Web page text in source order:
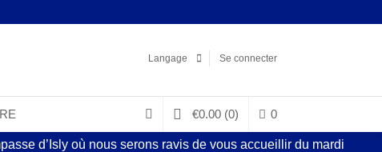
Langage Se connecter
€0.00 (0) 0
d’Isly où nous serons ravis de vous accueillir du mardi